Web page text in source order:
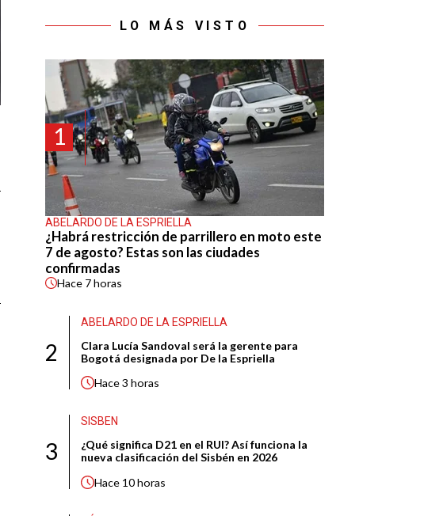
LO MÁS VISTO
1
ABELARDO DE LA ESPRIELLA
¿Habrá restricción de parrillero en moto este
7 de agosto? Estas son las ciudades
confirmadas
Hace 7 horas
2
ABELARDO DE LA ESPRIELLA
Clara Lucía Sandoval será la gerente para
Bogotá designada por De la Espriella
Hace3 horas
3
SISBEN
¿Qué significa D21 en el RUI? Así funciona la
nueva clasificación del Sisbén en 2026
Hace 10 horas